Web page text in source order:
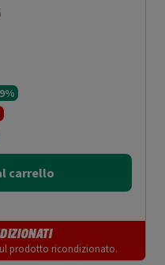
da
carrello
prodotto ricondizionato.